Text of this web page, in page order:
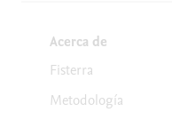
Acerca de
Fisterra
Metodología